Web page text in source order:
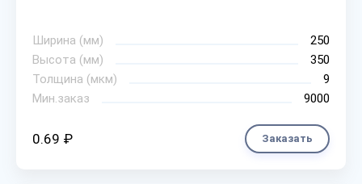
Ширина (мм)
250
Высота (мм)
350
Толщина (мкм)
9
Мин.заказ
9000
0.69 ₽ Заказать